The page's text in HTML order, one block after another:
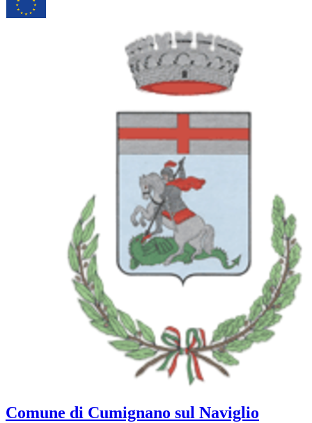
Comune di Cumignano sul Naviglio